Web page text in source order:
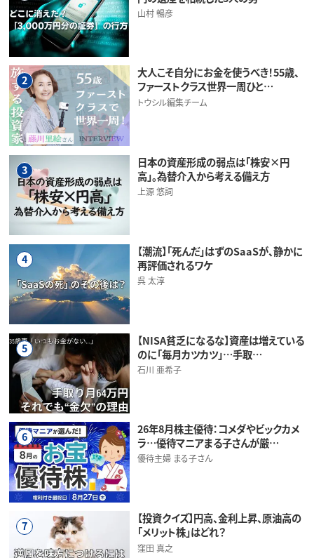
山村 暢彦
2
大人こそ自分にお金を使うべき！55歳、
ファーストクラス世界一周ひと…
トウシル編集チーム
3
日本の資産形成の弱点は「株安×円
高」。為替介入から考える備え方
上源 悠詞
4
【潮流】「死んだ」はずのSaaSが、静かに
再評価されるワケ
呉 太淳
5
【NISA貧乏になるな】資産は増えている
のに「毎月カツカツ」…手取…
石川 亜希子
6
26年8月株主優待：コメダやビックカメ
ラ…優待マニアまる子さんが厳…
優待主婦 まる子さん
7
【投資クイズ】円高、金利上昇、原油高の
「メリット株」はどれ？
窪田 真之